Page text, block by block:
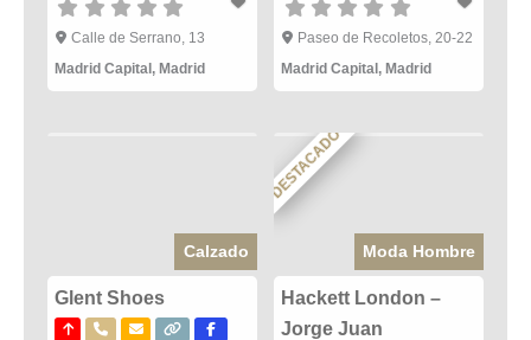
Calle de Serrano, 13
Madrid Capital , Madrid
Paseo de Recoletos, 20-22
Madrid Capital , Madrid
Calzado
Glent Shoes
DESTACADO
Moda Hombre
Hackett London –
Jorge Juan